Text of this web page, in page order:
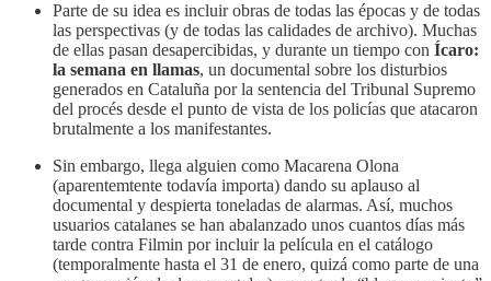
Parte de su idea es incluir obras de todas las épocas y de todas
las perspectivas (y de todas las calidades de archivo). Muchas
de ellas pasan desapercibidas, y durante un tiempo con Ícaro:
la semana en llamas, un documental sobre los disturbios
generados en Cataluña por la sentencia del Tribunal Supremo
del procés desde el punto de vista de los policías que atacaron
brutalmente a los manifestantes.
Sin embargo, llega alguien como Macarena Olona
(aparentemtente todavía importa) dando su aplauso al
documental y despierta toneladas de alarmas. Así, muchos
usuarios catalanes se han abalanzado unos cuantos días más
tarde contra Filmin por incluir la película en el catálogo
(temporalmente hasta el 31 de enero, quizá como parte de una